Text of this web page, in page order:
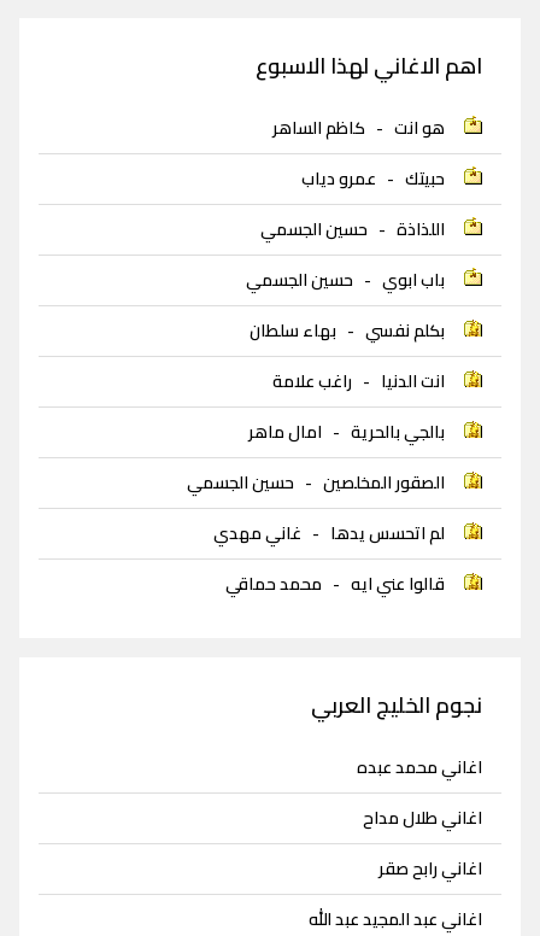
اهم الاغاني لهذا الاسبوع
هو انت - كاظم الساهر
حبيتك - عمرو دياب
اللذاذة - حسين الجسمي
باب ابوي - حسين الجسمي
بكلم نفسي - بهاء سلطان
انت الدنيا - راغب علامة
بالجي بالحرية - امال ماهر
الصقور المخلصين - حسين الجسمي
لم اتحسس يدها - غاني مهدي
قالوا عني ايه - محمد حماقي
نجوم الخليج العربي
اغاني محمد عبده
اغاني طلال مداح
اغاني رابح صقر
اغاني عبد المجيد عبد الله